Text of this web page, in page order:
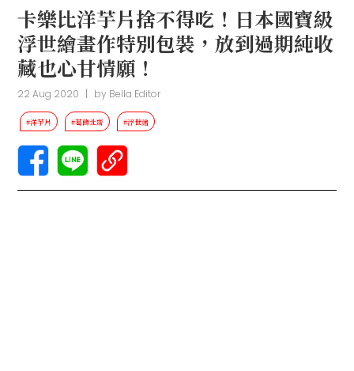
卡樂比洋芋片捨不得吃！日本國寶級
浮世繪畫作特別包裝，放到過期純收
藏也心甘情願！
22 Aug 2020 | by Bella Editor
#洋芋片 #葛飾北齋 #浮世繪